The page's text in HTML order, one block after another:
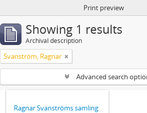
Print preview
Showing 1 results
Archival description
Svanström, Ragnar
Advanced search
Ragnar Svanströms samling